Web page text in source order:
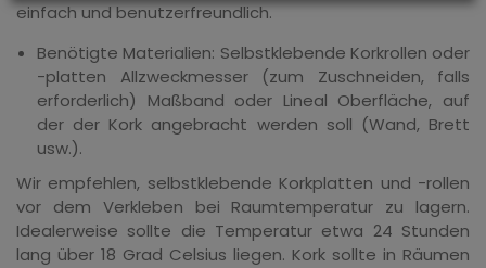
einfach und benutzerfreundlich.
Benötigte Materialien: Selbstklebende Korkrollen oder
-platten Allzweckmesser (zum Zuschneiden, falls
erforderlich) Maßband oder Lineal Oberfläche, auf
der der Kork angebracht werden soll (Wand, Brett
usw.).
Wir empfehlen, selbstklebende Korkplatten und -rollen
vor dem Verkleben bei Raumtemperatur zu lagern.
Idealerweise sollte die Temperatur etwa 24 Stunden
lang über 18 Grad Celsius liegen. Kork sollte in Räumen